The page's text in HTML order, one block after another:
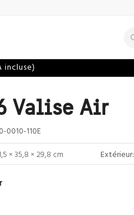
Valise Air
0010-110E
× 35,8 × 29,8 cm Extérieur: